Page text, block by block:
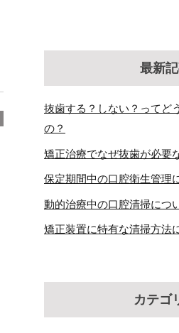
最新
抜歯する？しない？ってど
の？
矯正治療でなぜ抜歯が必要
保定期間中の口腔衛生管理
動的治療中の口腔清掃につ
矯正装置に特有な清掃方法
カテゴ